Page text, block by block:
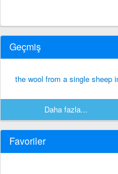
Geçmiş
the wool from a single sheep
Daha fazla...
Favoriler